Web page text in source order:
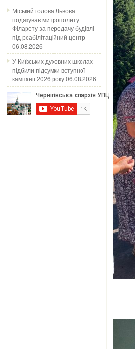
Міський голова Львова
подякував митрополиту
Філарету за передачу будівлі
під реабілітаційний центр
06.08.2026
У Київських духовних школах
підбили підсумки вступної
кампанії 2026 року06.08.2026